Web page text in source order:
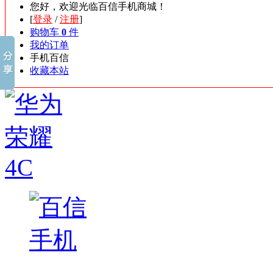
您好，欢迎光临百信手机商城！
[登录 /注册]
购物车 0 件
我的订单
手机百信
收藏本站